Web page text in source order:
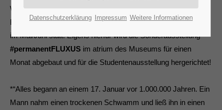
Wettbewerbes Auskunft gegeben. Soviel vorab:
Bewerbungszeit ist wieder im März und die Ausstellung findet
im Mai/Juni statt. Eigens hierfür wird die Sonderausstellung
#permanentFLUXUS im atrium des Museums für einen
Monat abgebaut und für die Studentenausstellung hergerichtet!
*“Alles begann an einem 17. Januar vor 1.000.000 Jahren. Ein
Mann nahm einen trockenen Schwamm und ließ ihn in einen
Datenschutzerklärung Impressum Weitere Informationen